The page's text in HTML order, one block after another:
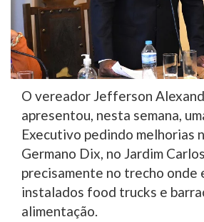
O vereador Jefferson
apresentou, nesta semana,
Executivo pedindo melhorias
Germano Dix, no Jardim
precisamente no trecho onde
instalados food trucks e
alimentação.